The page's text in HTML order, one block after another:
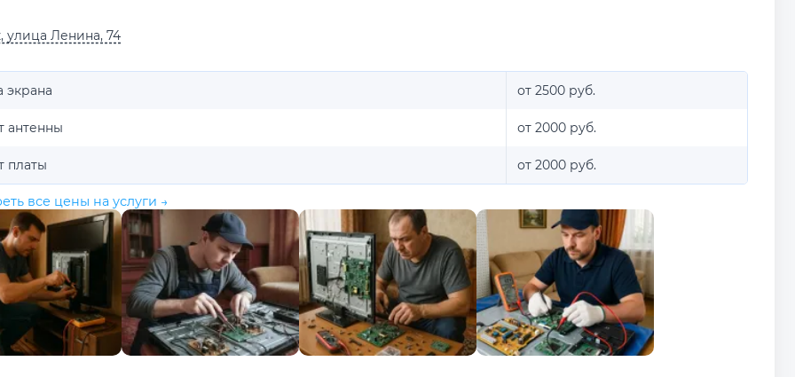
улица Ленина, 74
экрана от 2500 руб.
антенны от 2000 руб.
платы от 2000 руб.
все цены на услуги →